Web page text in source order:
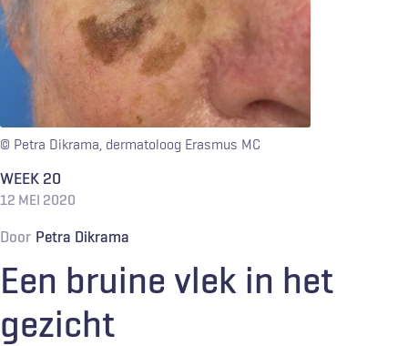
© Petra Dikrama, dermatoloog Erasmus MC
WEEK 20
12 MEI 2020
Door Petra Dikrama
Een bruine vlek in het
gezicht